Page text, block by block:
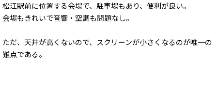
松江駅前に位置する会場で、駐車場もあり、便利が良い。
会場もきれいで音響・空調も問題なし。
ただ、天井が高くないので、スクリーンが小さくなるのが唯一の
難点である。